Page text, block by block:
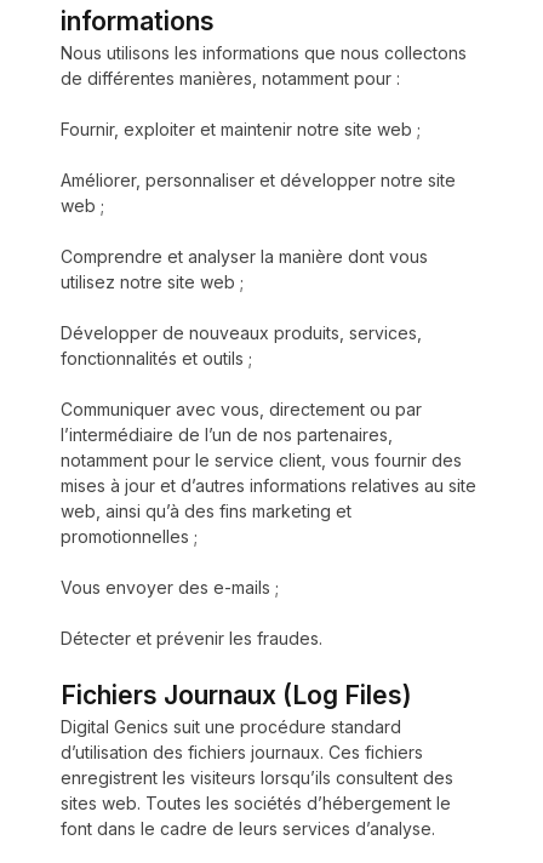
informations
Nous utilisons les informations que nous collectons
de différentes manières, notamment pour :
Fournir, exploiter et maintenir notre site web ;
Améliorer, personnaliser et développer notre site
web ;
Comprendre et analyser la manière dont vous
utilisez notre site web ;
Développer de nouveaux produits, services,
fonctionnalités et outils ;
Communiquer avec vous, directement ou par
l’intermédiaire de l’un de nos partenaires,
notamment pour le service client, vous fournir des
mises à jour et d’autres informations relatives au site
web, ainsi qu’à des fins marketing et
promotionnelles ;
Vous envoyer des e-mails ;
Détecter et prévenir les fraudes.
Fichiers Journaux (Log Files)
Digital Genics suit une procédure standard
d’utilisation des fichiers journaux. Ces fichiers
enregistrent les visiteurs lorsqu’ils consultent des
sites web. Toutes les sociétés d’hébergement le
font dans le cadre de leurs services d’analyse.